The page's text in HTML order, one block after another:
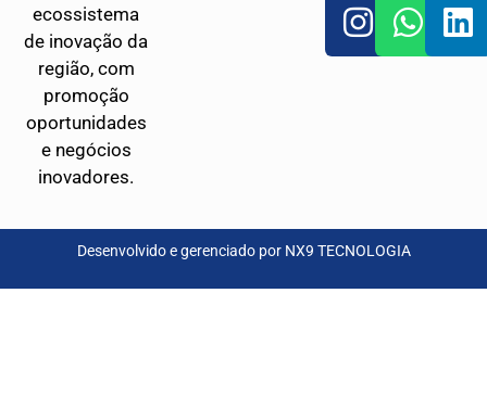
ecossistema
de inovação da
região, com
promoção
oportunidades
e negócios
inovadores.
Desenvolvido e gerenciado por NX9 TECNOLOGIA